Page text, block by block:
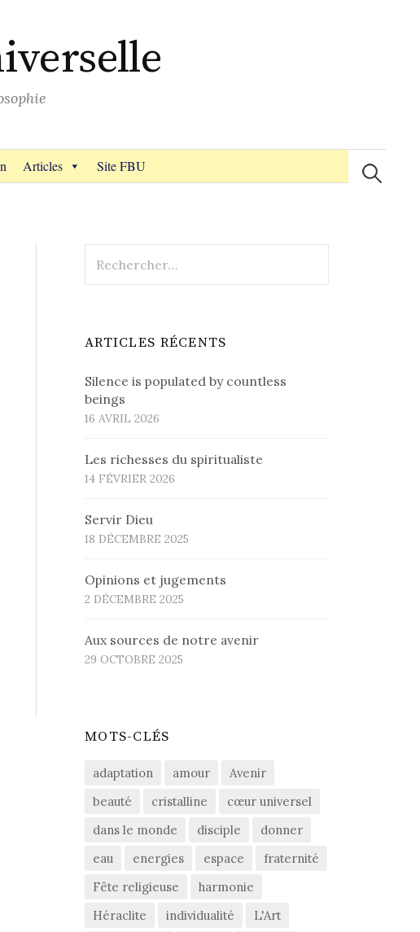
Articles Site FBU
ARTICLES RÉCENTS
Silence is populated by countless
beings
16 AVRIL 2026
Les richesses du spiritualiste
14 FÉVRIER 2026
Servir Dieu
18 DÉCEMBRE 2025
Opinions et jugements
2 DÉCEMBRE 2025
Aux sources de notre avenir
29 OCTOBRE 2025
MOTS-CLÉS
adaptation amour
Avenir
beauté
cristalline
cœur universel
dans le monde
disciple
donner
eau
energies espace
fraternité
Fête religieuse
harmonie
Héraclite
individualité
L'Art